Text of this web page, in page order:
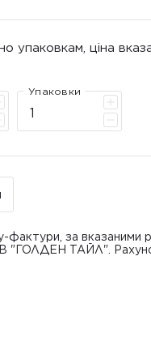
упаковкам, ціна
Упаковки
фактури, за вказаними
"ГОЛДЕН ТАЙЛ".